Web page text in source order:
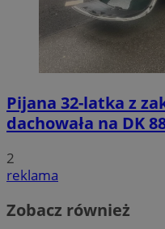
Pijana 32-latka z
dachowała na DK
2
reklama
Zobacz również